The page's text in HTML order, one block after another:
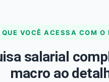
QUE VOCÊ ACESSA COM O
salarial
macro ao